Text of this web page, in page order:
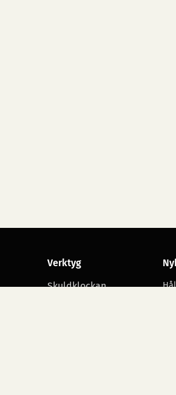
Verktyg
Skuldklockan